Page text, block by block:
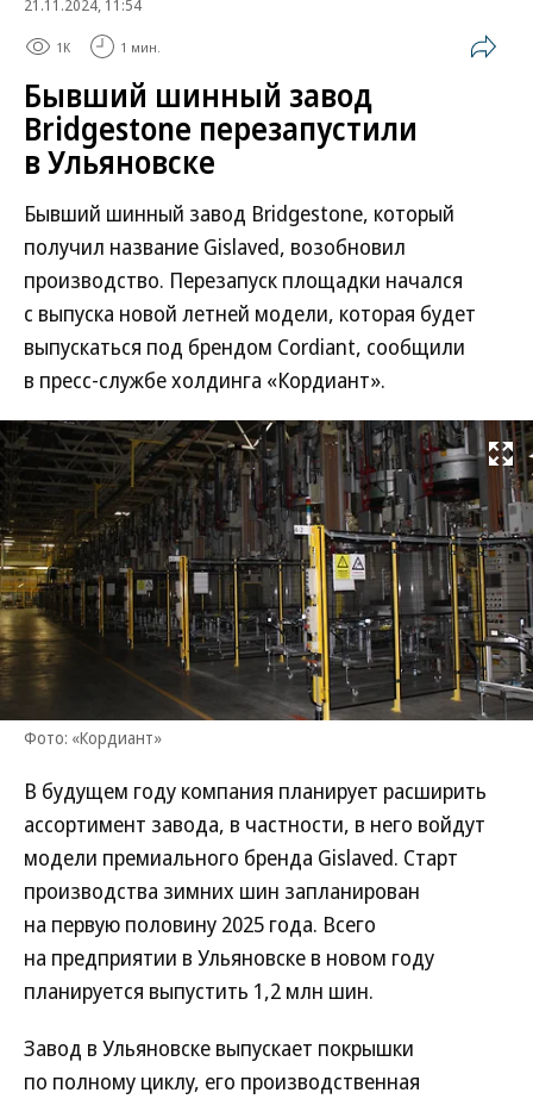
21.11.2024, 11:54
1K 1 мин.
Бывший шинный завод
Bridgestone перезапустили
в Ульяновске
Бывший шинный завод Bridgestone, который
получил название Gislaved, возобновил
производство. Перезапуск площадки начался
с выпуска новой летней модели, которая будет
выпускаться под брендом Cordiant, сообщили
в пресс-службе холдинга «Кордиант».
Развернуть
Фото: «Кордиант»
В будущем году компания планирует расширить
ассортимент завода, в частности, в него войдут
модели премиального бренда Gislaved. Старт
производства зимних шин запланирован
на первую половину 2025 года. Всего
на предприятии в Ульяновске в новом году
планируется выпустить 1,2 млн шин.
Завод в Ульяновске выпускает покрышки
по полному циклу, его производственная